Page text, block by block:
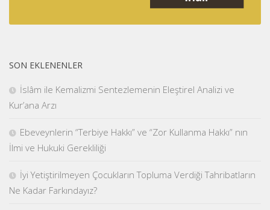
SON EKLENENLER
İslâm ile Kemalizmi Sentezlemenin Eleştirel Analizi ve
Kur’ana Arzı
Ebeveynlerin “Terbiye Hakkı” ve “Zor Kullanma Hakkı” nın
İlmi ve Hukuki Gerekliliği
İyi Yetiştirilmeyen Çocukların Topluma Verdiği Tahribatların
Ne Kadar Farkındayız?